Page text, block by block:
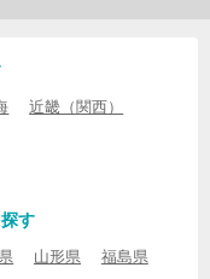
近畿（関西）
す
山形県 福島県